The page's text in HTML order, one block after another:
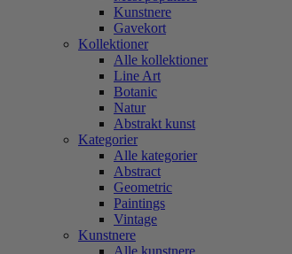
Kunstnere
Gavekort
Kollektioner
Alle kollektioner
Line Art
Botanic
Natur
Abstrakt kunst
Kategorier
Alle kategorier
Abstract
Geometric
Paintings
Vintage
Kunstnere
Alle kunstnere